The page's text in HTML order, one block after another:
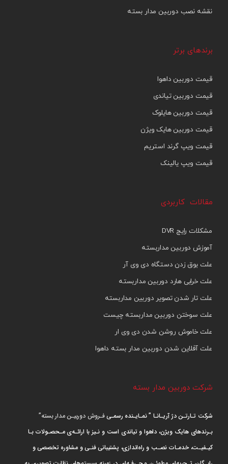
نقشه نصب دوربین مدار بسته
برندهای برتر
قیمت دوربین داهوا
قیمت دوربین تیاندی
قیمت دوربین هایلوک
قیمت دوربین هایک ویژن
قیمت ویپ گرند استریم
قیمت ویپ یالینک
مقالات کاربردی
مشکلات رایج DVR
آموزش دوربین مداربسته
علت بوق زدن دستگاه دی وی آر
علت خرابی هارد دوربین مداربسته
علت تار شدن تصویر دوربین مداربسته
علت سوختن دوربین مداربسته چیست
علت خاموش روشن شدن دی وی ار
علت آفلاین شدن دوربین مدار بسته داهوا
شرکت دوربین مدار بسته
شرکت تـارتـن دژ آریـانـا ” نمـایـنده رسمـیفـروش دوربیـن مدار بسته”
بـرندهای هایک ویژن، داهوا و تیاندی است و نـیز با ارائـه‌ی مـحصـولات بـا
کیـفیـت، خدمـات نصـب و راه‌اندازی، پشتیبانی فنـی و مشاوره تخصصی و